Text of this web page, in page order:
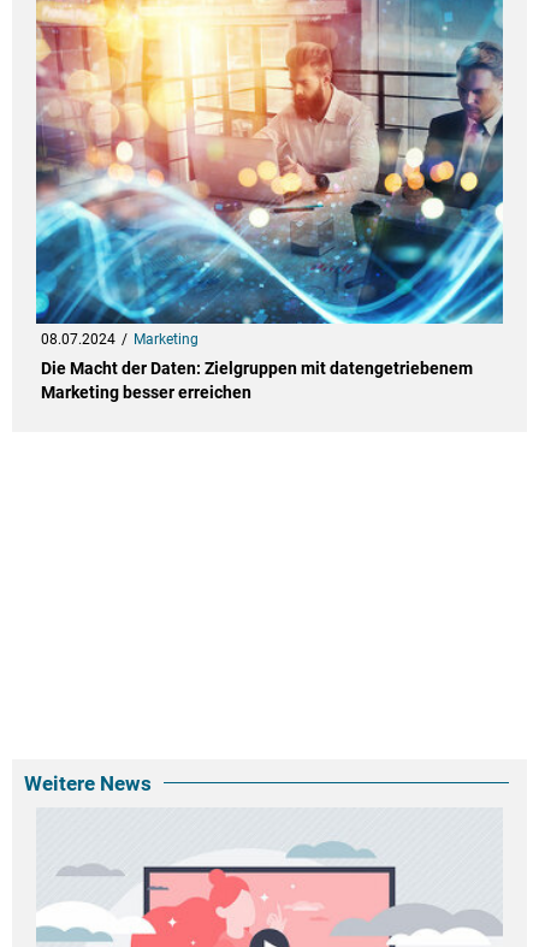
08.07.2024 Marketing
Die Macht der Daten: Zielgruppen mit datengetriebenem
Marketing besser erreichen
Weitere News